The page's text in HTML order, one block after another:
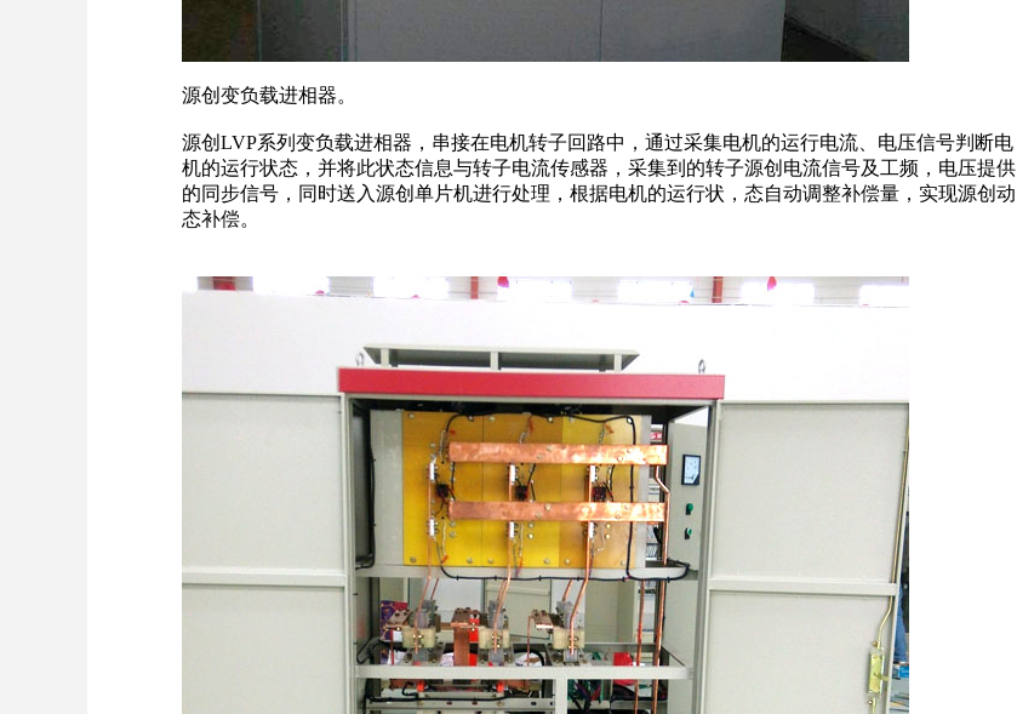
源创变负载进相器。
源创LVP系列变负载进相器，串接在电机转子回路中，通过采集电机的运行电流、电压信号判断电
机的运行状态，并将此状态信息与转子电流传感器，采集到的转子源创电流信号及工频，电压提供
的同步信号，同时送入源创单片机进行处理，根据电机的运行状，态自动调整补偿量，实现源创动
态补偿。